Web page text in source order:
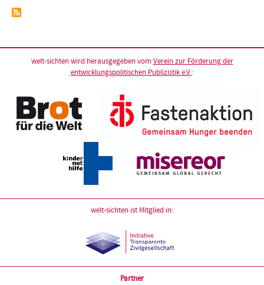
welt-sichten wird herausgegeben vom Verein zur Förderung der
entwicklungspolitischen Publizistik e.V.:
welt-sichten ist Mitglied in:
Partner